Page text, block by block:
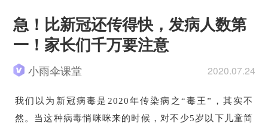
急！比新冠还传得快，发病人数第
一！家长们千万要注意
小雨伞课堂 2020.07.24
我们以为新冠病毒是2020年传染病之“毒王”，其实不
然。当这种病毒悄咪咪来的时候，对不少5岁以下儿童简